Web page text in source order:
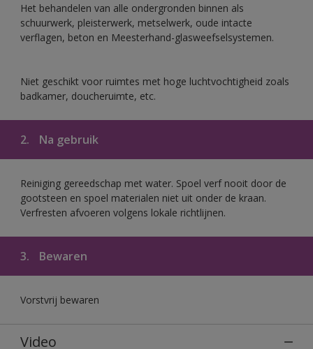
Het behandelen van alle ondergronden binnen als
schuurwerk, pleisterwerk, metselwerk, oude intacte
verflagen, beton en Meesterhand-glasweefselsystemen.
Niet geschikt voor ruimtes met hoge luchtvochtigheid zoals
badkamer, doucheruimte, etc.
2. Na gebruik
Reiniging gereedschap met water. Spoel verf nooit door de
gootsteen en spoel materialen niet uit onder de kraan.
Verfresten afvoeren volgens lokale richtlijnen.
3. Bewaren
Vorstvrij bewaren
Video